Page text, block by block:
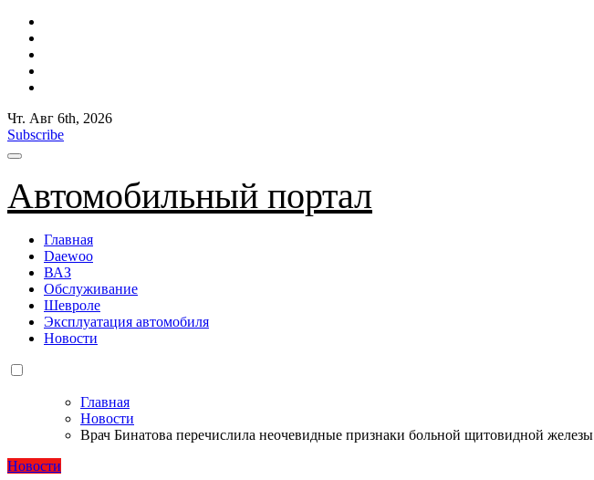
Чт. Авг 6th, 2026
Subscribe
Автомобильный портал
Главная
Daewoo
ВАЗ
Обслуживание
Шевроле
Эксплуатация автомобиля
Новости
Главная
Новости
Врач Бинатова перечислила неочевидные признаки больной щитовидной железы
Новости